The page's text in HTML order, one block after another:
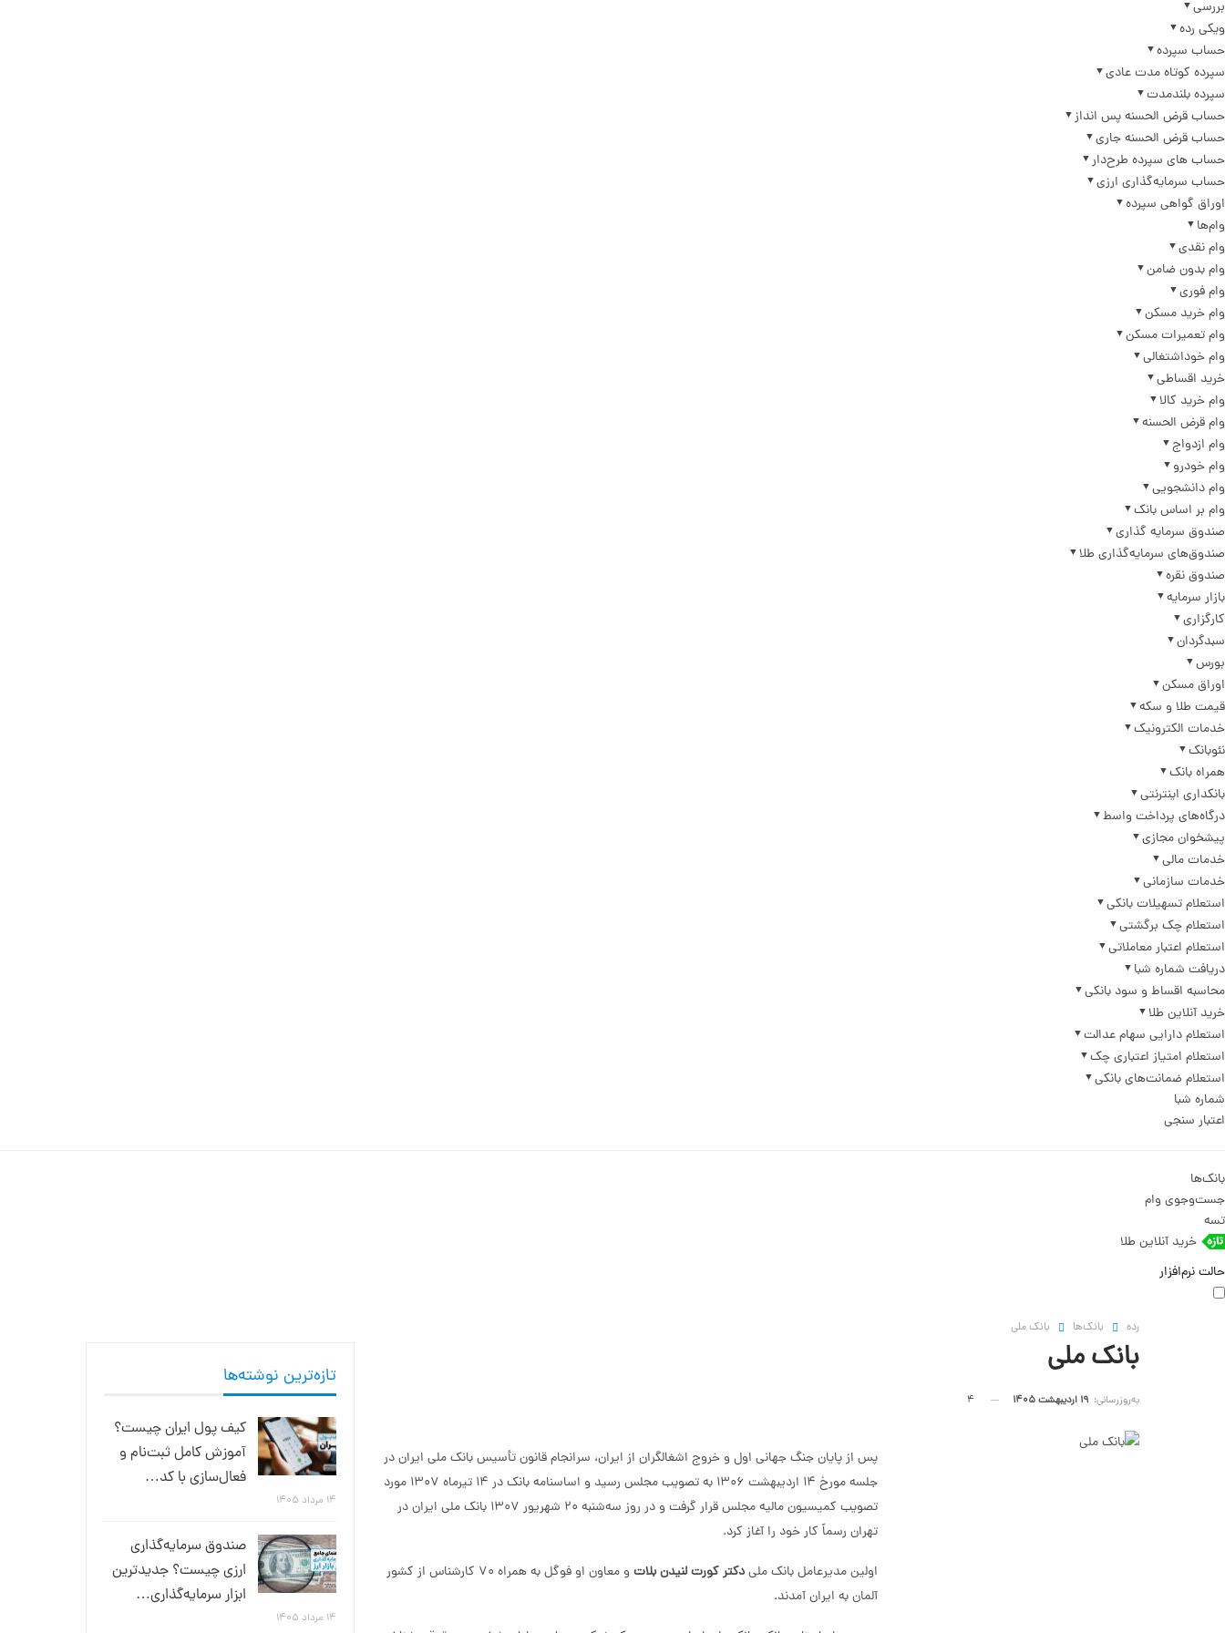
بررسی
ویکی رده
حساب سپرده
سپرده کوتاه مدت عادی
سپرده بلندمدت
حساب قرض الحسنه پس انداز
حساب قرض الحسنه جاری
حساب های سپرده طرح‌دار
حساب سرمایه‌گذاری ارزی
اوراق گواهی سپرده
وام‌ها
وام نقدی
وام بدون ضامن
وام فوری
وام خرید مسکن
وام تعمیرات مسکن
وام خوداشتغالی
خرید اقساطی
وام خرید کالا
وام قرض الحسنه
وام ازدواج
وام خودرو
وام دانشجویی
وام بر اساس بانک
صندوق سرمایه گذاری
صندوق‌های سرمایه‌گذاری طلا
صندوق نقره
بازار سرمایه
کارگزاری
سبدگردان
بورس
اوراق مسکن
قیمت طلا و سکه
خدمات الکترونیک
نئوبانک
همراه بانک
بانکداری اینترنتی
درگاه‌های پرداخت واسط
پیشخوان مجازی
خدمات مالی
خدمات سازمانی
استعلام تسهیلات بانکی
استعلام چک برگشتی
استعلام اعتبار معاملاتی
دریافت شماره شبا
محاسبه اقساط و سود بانکی
خرید آنلاین طلا
استعلام دارایی سهام عدالت
استعلام امتیاز اعتباری چک
استعلام ضمانت‌های بانکی
شماره شبا
اعتبار سنجی
بانک‌ها
جست‌وجوی وام
تسه
خرید آنلاین طلا
حالت نرم‌افزار
رده بانک‌ها بانک ملی
بانک ملی
به‌روزرسانی: 19 اردیبهشت 1405
پس از پایان جنگ جهانی اول و خروج اشغالگران از ایران، سرانجام قانون تأسیس بانک ملی ایران در
جلسه مورخ 14 اردیبهشت 1306 به تصویب مجلس رسید و اساسنامه بانک در 14 تیرماه 1307 مورد
تصویب کمیسیون مالیه مجلس قرار گرفت و در روز سه‌شنبه 20 شهریور 1307 بانک ملی ایران در
تهران رسماً کار خود را آغاز کرد.
اولین مدیرعامل بانک ملیدکتر کورت لنیدن بلات
و معاون او فوگل به همراه 70 کارشناس از کشور
آلمان به ایران آمدند.
تازه‌ترین نوشته‌ها
کیف پول ایران چیست؟
آموزش کامل ثبت‌نام و
فعال‌سازی با کد…
۱۴ مرداد ۱۴۰۵
صندوق سرمایه‌گذاری
ارزی چیست؟ جدیدترین
ابزار سرمایه‌گذاری…
۱۴ مرداد ۱۴۰۵